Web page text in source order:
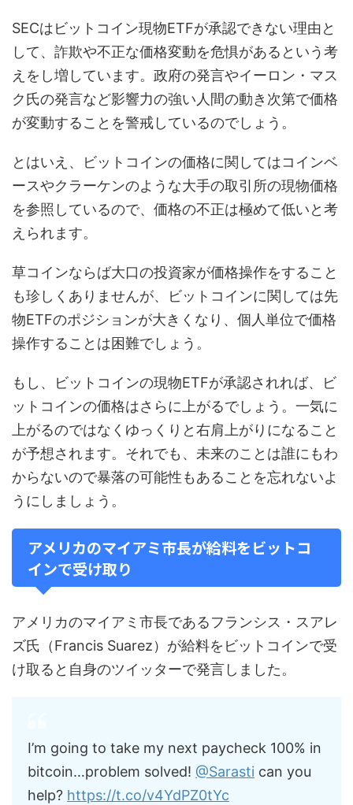
SECはビットコイン現物ETFが承認できない理由と
して、詐欺や不正な価格変動を危惧があるという考
えをし増しています。政府の発言やイーロン・マス
ク氏の発言など影響力の強い人間の動き次第で価格
が変動することを警戒しているのでしょう。
とはいえ、ビットコインの価格に関してはコインベ
ースやクラーケンのような大手の取引所の現物価格
を参照しているので、価格の不正は極めて低いと考
えられます。
草コインならば大口の投資家が価格操作をすること
も珍しくありませんが、ビットコインに関しては先
物ETFのポジションが大きくなり、個人単位で価格
操作することは困難でしょう。
もし、ビットコインの現物ETFが承認されれば、ビ
ットコインの価格はさらに上がるでしょう。一気に
上がるのではなくゆっくりと右肩上がりになること
が予想されます。それでも、未来のことは誰にもわ
からないので暴落の可能性もあることを忘れないよ
うにしましょう。
アメリカのマイアミ市長が給料をビットコ
インで受け取り
アメリカのマイアミ市長であるフランシス・スアレ
ズ氏（Francis Suarez）が給料をビットコインで受
け取ると自身のツイッターで発言しました。
I’m going to take my next paycheck 100% in
bitcoin…problem solved! @Sarasti can you
help? https://t.co/v4YdPZ0tYc